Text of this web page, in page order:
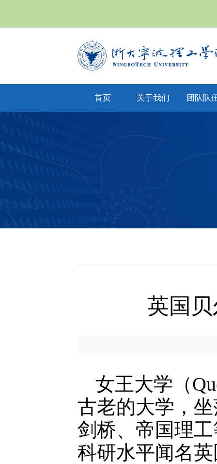
首页 关于我们 团队队
英国
女王大学（
古老的大学，
剑桥、帝国理
科研水平闻名